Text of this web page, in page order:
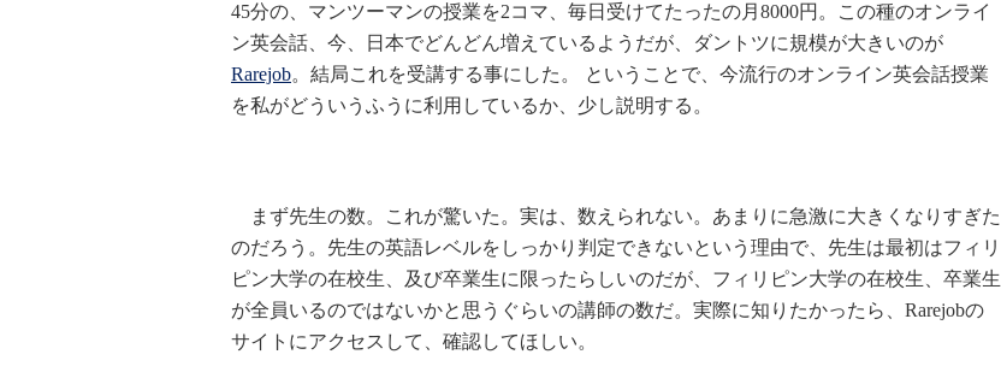
45分の、マンツーマンの授業を2コマ、毎日受けてたったの月8000円。この種のオンライ
ン英会話、今、日本でどんどん増えているようだが、ダントツに規模が大きいのが
Rarejob。結局これを受講する事にした。 ということで、今流行のオンライン英会話授業
を私がどういうふうに利用しているか、少し説明する。
まず先生の数。これが驚いた。実は、数えられない。あまりに急激に大きくなりすぎた
のだろう。先生の英語レベルをしっかり判定できないという理由で、先生は最初はフィリ
ピン大学の在校生、及び卒業生に限ったらしいのだが、フィリピン大学の在校生、卒業生
が全員いるのではないかと思うぐらいの講師の数だ。実際に知りたかったら、Rarejobの
サイトにアクセスして、確認してほしい。